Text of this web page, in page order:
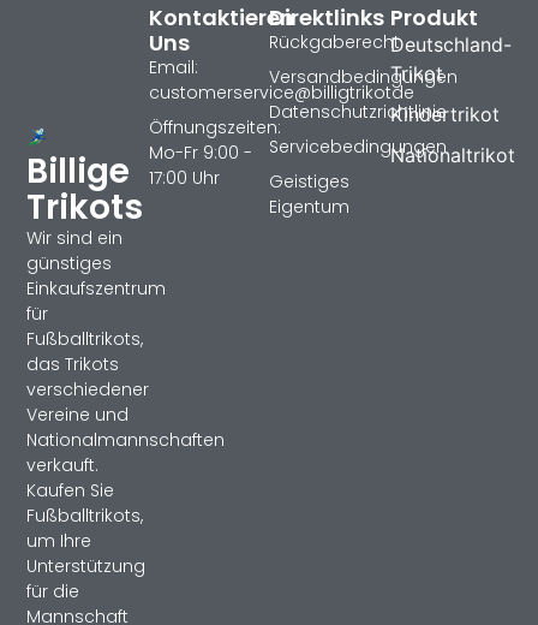
Billige
Trikots
Wir sind ein
günstiges
Einkaufszentrum
für
Fußballtrikots,
das Trikots
verschiedener
Vereine und
Nationalmannschaften
verkauft.
Kaufen Sie
Fußballtrikots,
um Ihre
Unterstützung
für die
Mannschaft
Produkt
Deutschland-
Trikot
Kindertrikot
Nationaltrikot
Direktlinks
Rückgaberecht
Versandbedingungen
Datenschutzrichtlinie
Servicebedingungen
Geistiges
Eigentum
Kontaktieren
Uns
Email:
customerservice@billigtrikotde
Öffnungszeiten:
Mo-Fr 9:00 -
17:00 Uhr